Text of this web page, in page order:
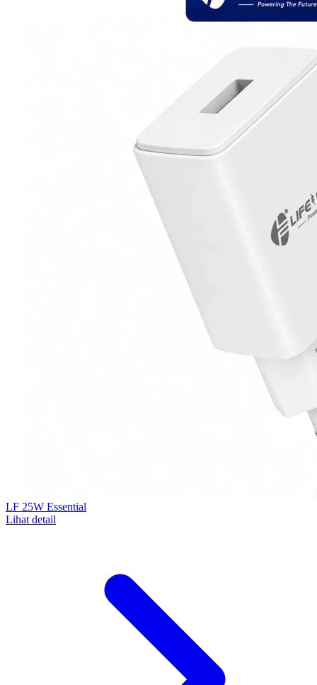
LF 25W Essential
Lihat detail